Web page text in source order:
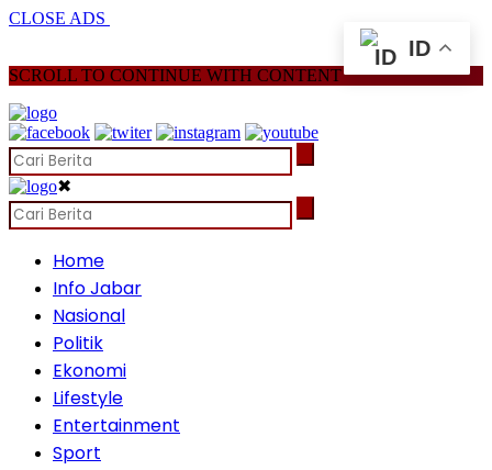
CLOSE ADS
SCROLL TO CONTINUE WITH CONTENT
✖
Home
Info Jabar
Nasional
Politik
Ekonomi
Lifestyle
Entertainment
Sport
ID